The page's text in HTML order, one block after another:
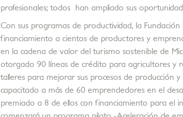
profesionales; todos han ampliado sus
Con sus programas de productividad, la
financiamiento a cientos de productores y
en la cadena de valor del turismo sostenible de
otorgado 90 líneas de crédito para agricultores y
talleres para mejorar sus procesos de producción
capacitado a más de 60 emprendedores en el
premiado a 8 de ellos con financiamiento para el